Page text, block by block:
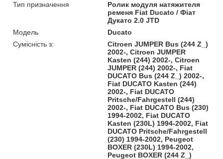
Тип призначення
Ролик модуля натяжителя
ременя Fiat Ducato / Фіат
Дукато 2.0 JTD
Модель
Ducato
Сумісність з:
Citroen JUMPER Bus (244 Z_)
2002-, Citroen JUMPER
Kasten (244) 2002-, Citroen
JUMPER (244) 2002-, Fiat
DUCATO Bus (244 Z_) 2002-,
Fiat DUCATO Kasten (244)
2002-, Fiat DUCATO
Pritsche/Fahrgestell (244)
2002-, Fiat DUCATO Bus (230)
1994-2002, Fiat DUCATO
Kasten (230L) 1994-2002, Fiat
DUCATO Pritsche/Fahrgestell
(230) 1994-2002, Peugeot
BOXER (230L) 1994-2002,
Peugeot BOXER (244 Z_)